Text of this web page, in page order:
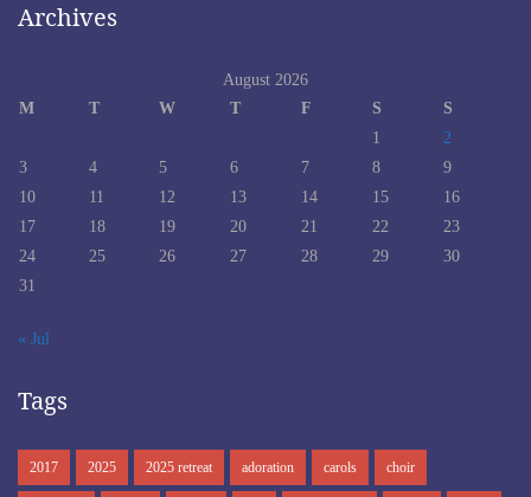
Archives
August 2026
M
T W T F S
S
1
2
3
4 5 6 7 8
9
10
11 12 13 14 15
16
17
18 19 20 21 22
23
24
25 26 27 28 29
30
31
« Jul
Tags
2017 2025 2025 retreat adoration carols choir